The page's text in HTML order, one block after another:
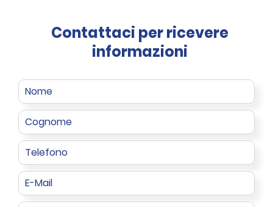
Contattaci per ricevere
informazioni